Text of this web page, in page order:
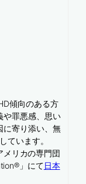
傾向のある方
や罪悪感、思い
に寄り添い、無
ています。
リカの専門団
」にて日本